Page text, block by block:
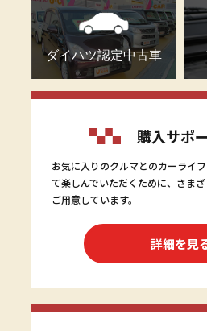
ダイハツ認定中古車
購入サポ
お気に入りのクルマとのカーライ
て楽しんでいただくために、さま
ご用意しています。
詳細を見